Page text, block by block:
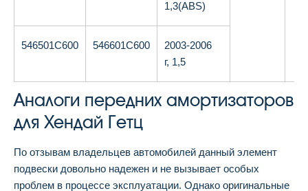
1,3(ABS)
546501С600 546601С600
2003-2006
г, 1,5
Аналоги передних амортизаторов
для Хендай Гетц
По отзывам владельцев автомобилей данный элемент
подвески довольно надежен и не вызывает особых
проблем в процессе эксплуатации. Однако оригинальные